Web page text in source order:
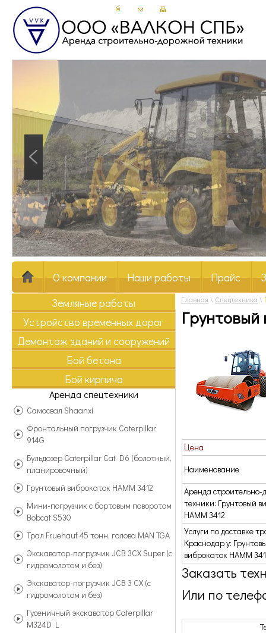
О компании Наши работы Прайс
Земляные работы
Устройство временных дорог
Демонтаж зданий и сооружений
Бой бетона
Бой кирпича
Аренда спецтехники
Главная \ Спецтехника \
Самосвал Shaanxi
Фронтальный погрузчик Caterpillar
914G
Бульдозер Caterpillar Cat D6 (болотный,
планировочный)
Грунтовый виброкаток HAMM 3412
Мини-погрузчик с бортовым поворотом
Bobcat S530
Трал Fruehauf 45 тонн, голова MAN TGA
Экскаватор-погрузчик JCB 3CX Super (с
гидромолотом и без)
Экскаватор-погрузчик JCB 3 CX (с
гидромолотом и без)
Гусеничный экскаватор Caterpillar
M324D L
Грунтовый
Цена
Наименование
Аренда
техники: Грунтовый
HAMM 3412
Услуги по доставке
Краснодар у:
виброкаток HAMM
Заказать
Или по